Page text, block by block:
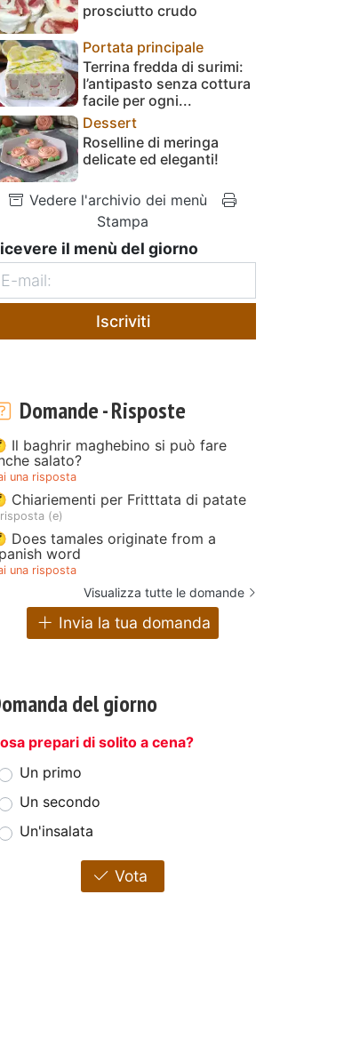
prosciutto crudo
Portata principale
Terrina fredda di surimi:
l’antipasto senza cottura
facile per ogni...
Dessert
Roselline di meringa
delicate ed eleganti!
Vedere l'archivio dei menù
Stampa
il menù del giorno
Iscriviti
Domande - Risposte
Il baghrir maghebino si può fare
salato?
una risposta
Chiariementi per Fritttata di patate
(e)
Does tamales originate from a
word
una risposta
Visualizza tutte le domande
Invia la tua domanda
del giorno
prepari di solito a cena?
Un primo
Un secondo
Un'insalata
Vota